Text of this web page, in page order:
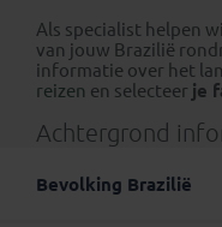
Als specialist helpen
van jouw Brazilië
informatie over het
reizen en selecteer je
Achtergrond
Bevolking Brazilië